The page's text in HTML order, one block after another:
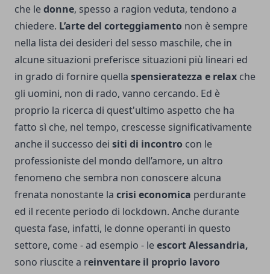
che ledonne, spesso a ragion veduta, tendono a
chiedere. L’arte del corteggiamento non è sempre
nella lista dei desideri del sesso maschile, che in
alcune situazioni preferisce situazioni più lineari ed
in grado di fornire quella spensieratezza e relax che
gli uomini, non di rado, vanno cercando. Ed è
proprio la ricerca di quest'ultimo aspetto che ha
fatto sì che, nel tempo, crescesse significativamente
anche il successo dei siti di incontro con le
professioniste del mondo dell’amore, un altro
fenomeno che sembra non conoscere alcuna
frenata nonostante la crisi economica perdurante
ed il recente periodo di lockdown. Anche durante
questa fase, infatti, le donne operanti in questo
settore, come - ad esempio - leescort Alessandria,
sono riuscite a reinventare il proprio lavoro